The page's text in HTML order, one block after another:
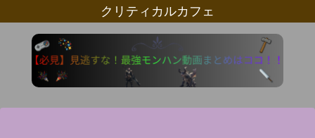
クリティカルカフェ